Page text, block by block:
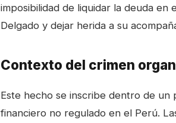
imposibilidad de liquidar la deuda en
Delgado y dejar herida a su
Contexto del crimen
Este hecho se inscribe dentro de
financiero no regulado en el Perú.